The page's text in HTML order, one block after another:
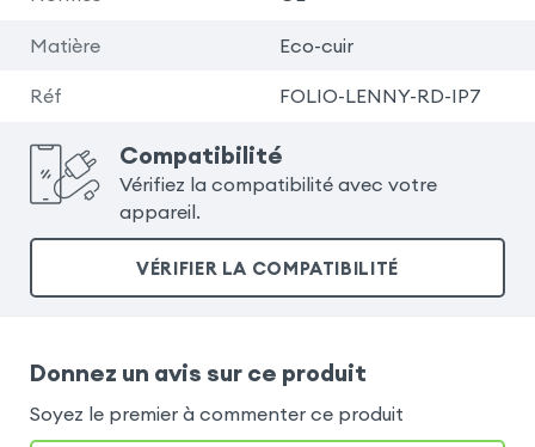
Matière Eco-cuir
Réf FOLIO-LENNY-RD-IP7
Compatibilité
Vérifiez la compatibilité avec votre
appareil.
VÉRIFIER LA COMPATIBILITÉ
Donnez un avis sur ce produit
Soyez le premier à commenter ce produit